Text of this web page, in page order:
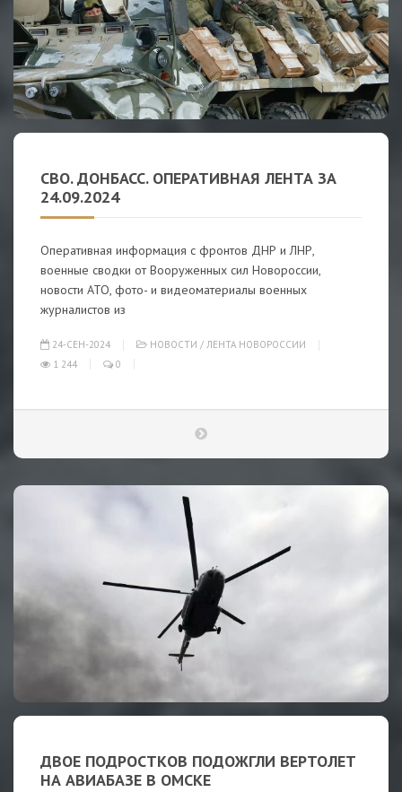
СВО. ДОНБАСС. ОПЕРАТИВНАЯ ЛЕНТА ЗА
24.09.2024
Оперативная информация с фронтов ДНР и ЛНР,
военные сводки от Вооруженных сил Новороссии,
новости АТО, фото- и видеоматериалы военных
журналистов из
24-СЕН-2024 НОВОСТИ / ЛЕНТА НОВОРОССИИ
1 244
0
ДВОЕ ПОДРОСТКОВ ПОДОЖГЛИ ВЕРТОЛЕТ
НА АВИАБАЗЕ В ОМСКЕ